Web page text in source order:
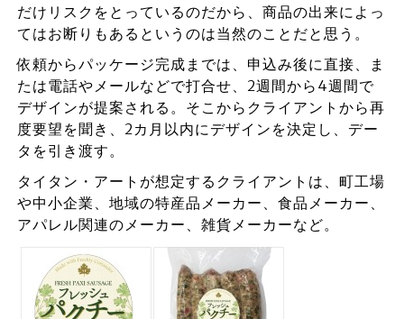
だけリスクをとっているのだから、商品の出来によっ
てはお断りもあるというのは当然のことだと思う。
依頼からパッケージ完成までは、申込み後に直接、ま
たは電話やメールなどで打合せ、2週間から4週間で
デザインが提案される。そこからクライアントから再
度要望を聞き、2カ月以内にデザインを決定し、デー
タを引き渡す。
タイタン・アートが想定するクライアントは、町工場
や中小企業、地域の特産品メーカー、食品メーカー、
アパレル関連のメーカー、雑貨メーカーなど。